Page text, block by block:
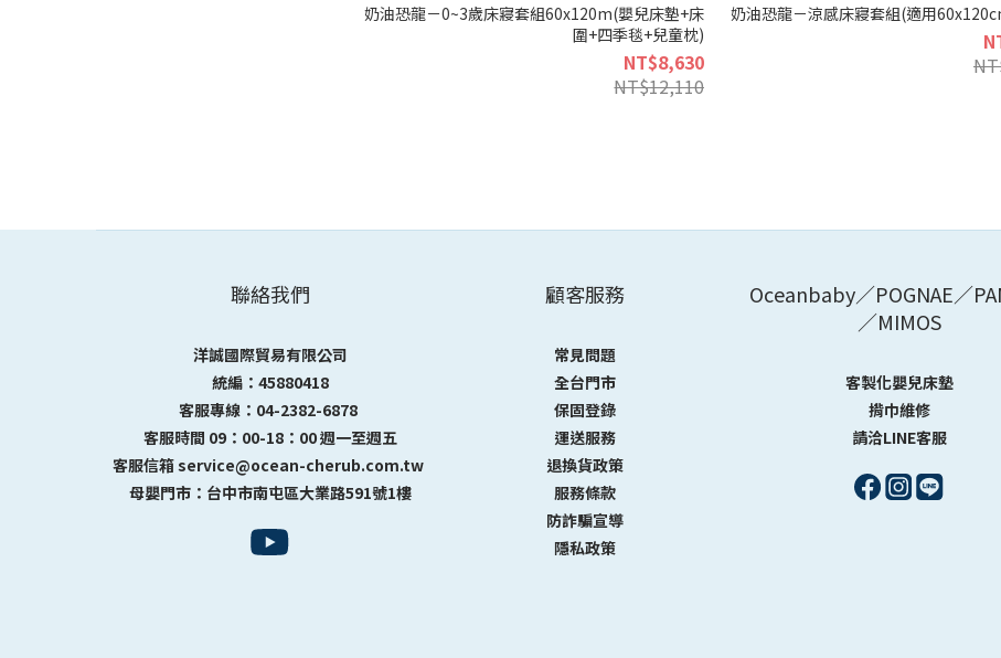
奶油恐龍－0~3歲床寢套組60x120m(嬰兒床墊+床
圍+四季毯+兒童枕)
NT$8,630
NT$12,110
奶油恐龍－涼感床寢套組(適用
聯絡我們
洋誠國際貿易有限公司
統編：45880418
客服專線：04-2382-6878
客服時間 09：00-18：00 週一至週五
客服信箱 service@ocean-cherub.com.tw
母嬰門市：台中市南屯區大業路591號1樓
顧客服務
常見問題
全台門市
保固登錄
運送服務
退換貨政策
服務條款
防詐騙宣導
隱私政策
Oceanbaby／POGNAE／
／MIMOS
客製化嬰兒床墊
揹巾維修
請洽LINE客服